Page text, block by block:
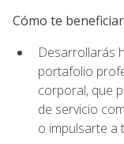
Cómo te
Desarrollarás
portafolio
corporal, que
de servicio
o impulsarte a